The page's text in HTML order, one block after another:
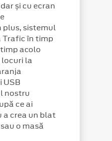
și cu ecran
plus, sistemul
Trafic în timp
acolo
locuri la
USB
nostru
ce ai
crea un blat
o masă